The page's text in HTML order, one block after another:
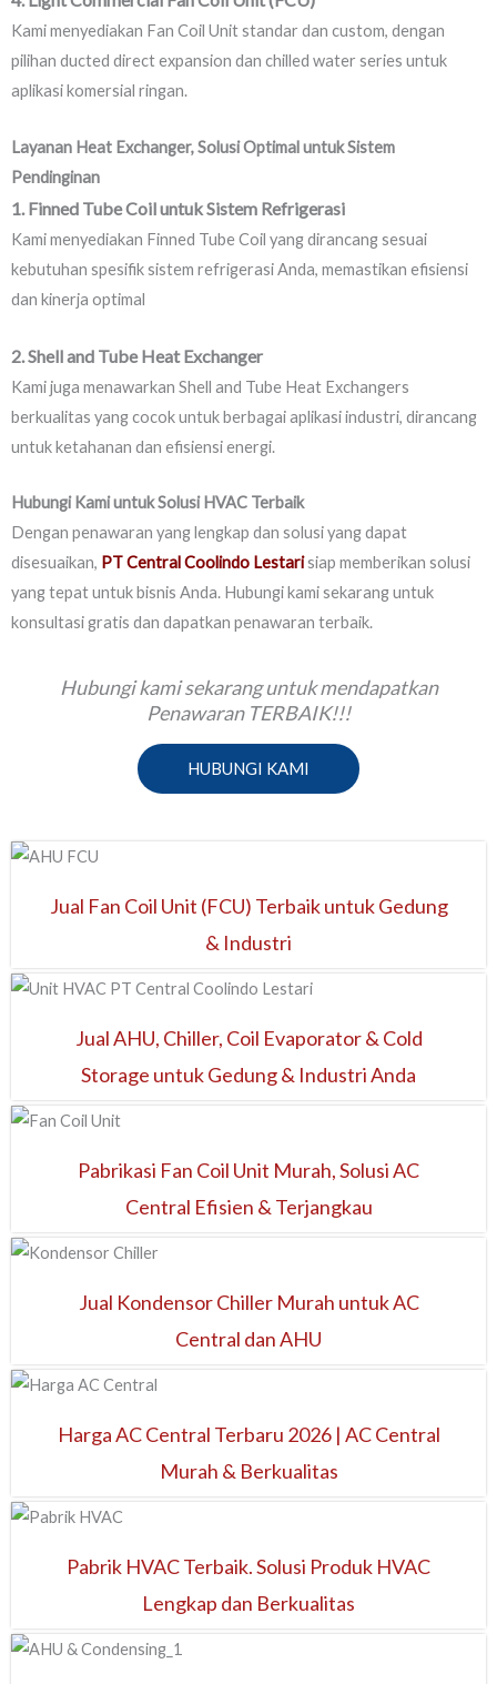
Kami menyediakan Fan Coil Unit standar dan custom, dengan
pilihan ducted direct expansion dan chilled water series untuk
aplikasi komersial ringan.
Layanan Heat Exchanger, Solusi Optimal untuk Sistem
Pendinginan
1. Finned Tube Coil untuk Sistem Refrigerasi
Kami menyediakan Finned Tube Coil yang dirancang sesuai
kebutuhan spesifik sistem refrigerasi Anda, memastikan efisiensi
dan kinerja optimal
2. Shell and Tube Heat Exchanger
Kami juga menawarkan Shell and Tube Heat Exchangers
berkualitas yang cocok untuk berbagai aplikasi industri, dirancang
untuk ketahanan dan efisiensi energi.
Hubungi Kami untuk Solusi HVAC Terbaik
Dengan penawaran yang lengkap dan solusi yang dapat
disesuaikan, PT Central Coolindo Lestarisiap memberikan solusi
yang tepat untuk bisnis Anda. Hubungi kami sekarang untuk
konsultasi gratis dan dapatkan penawaran terbaik.
Hubungi kami sekarang untuk mendapatkan
Penawaran TERBAIK!!!
HUBUNGI KAMI
Jual Fan Coil Unit (FCU) Terbaik untuk Gedung
& Industri
Jual AHU, Chiller, Coil Evaporator & Cold
Storage untuk Gedung & Industri Anda
Pabrikasi Fan Coil Unit Murah, Solusi AC
Central Efisien & Terjangkau
Jual Kondensor Chiller Murah untuk AC
Central dan AHU
Harga AC Central Terbaru 2026 | AC Central
Murah & Berkualitas
Pabrik HVAC Terbaik. Solusi Produk HVAC
Lengkap dan Berkualitas